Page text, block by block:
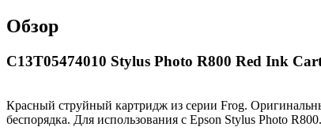
Обзор
C13T05474010 Stylus Photo R800 Red Ink
Красный струйный картридж из серии Frog.
беспорядка. Для использования с Epson Stylus Photo